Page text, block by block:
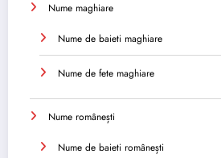
Nume maghiare
Nume de baieti maghiare
Nume de fete maghiare
Nume românești
Nume de baieti românești